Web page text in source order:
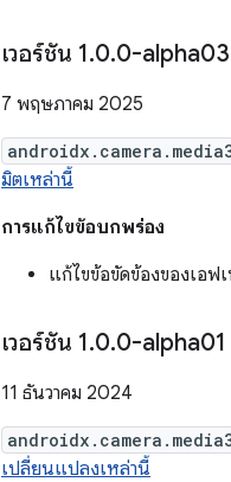
เวอร์ชัน 1.0.0-alpha03
7 พฤษภาคม 2025
มิตเหล่านี้
การแก้ไขข้อบกพร่อง
แก้ไขข้อขัดข้องของเอฟ
เวอร์ชัน 1.0.0-alpha01
11 ธันวาคม 2024
เปลี่ยนแปลงเหล่านี้